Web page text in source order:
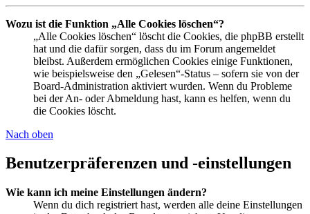
Wozu ist die Funktion „Alle Cookies löschen“?
„Alle Cookies löschen“ löscht die Cookies, die phpBB erstellt
hat und die dafür sorgen, dass du im Forum angemeldet
bleibst. Außerdem ermöglichen Cookies einige Funktionen,
wie beispielsweise den „Gelesen“-Status – sofern sie von der
Board-Administration aktiviert wurden. Wenn du Probleme
bei der An- oder Abmeldung hast, kann es helfen, wenn du
die Cookies löscht.
Nach oben
Benutzerpräferenzen und -einstellungen
Wie kann ich meine Einstellungen ändern?
Wenn du dich registriert hast, werden alle deine Einstellungen